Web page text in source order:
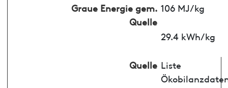
Graue Energie gem.
Quelle
106 MJ/kg
29.4 kWh/kg
Quelle Liste